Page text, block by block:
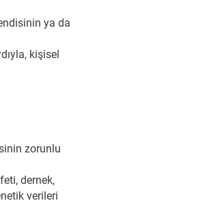
ya da
kişisel
zorunlu
dernek,
verileri